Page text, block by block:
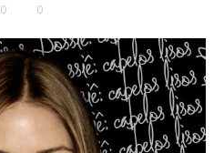
0 0